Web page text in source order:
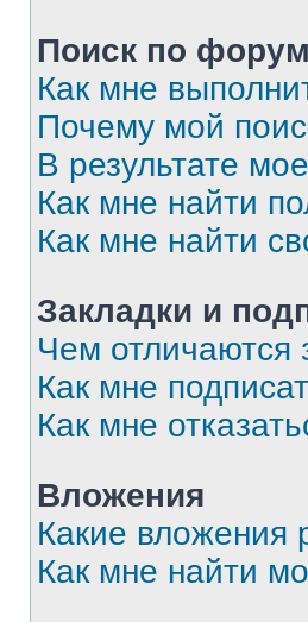
Поиск по
Как мне
Почему мой
В результате
Как мне найти
Как мне найти
Закладки и
Чем отличаются
Как мне
Как мне
Вложения
Какие вложения
Как мне найти